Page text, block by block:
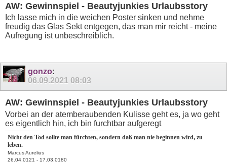
AW: Gewinnspiel - Beautyjunkies Urlaubsstory
Ich lasse mich in die weichen Poster sinken und nehme
freudig das Glas Sekt entgegen, das man mir reicht - meine
Aufregung ist unbeschreiblich.
gonzo:
06.09.2021 08:03
AW: Gewinnspiel - Beautyjunkies Urlaubsstory
Vorbei an der atemberaubenden Kulisse geht es, ja wo geht
es eigentlich hin, ich bin furchtbar aufgeregt
Nicht den Tod sollte man fürchten, sondern daß man nie beginnen wird, zu
leben.
Marcus Aurelius
26.04.0121 - 17.03.0180